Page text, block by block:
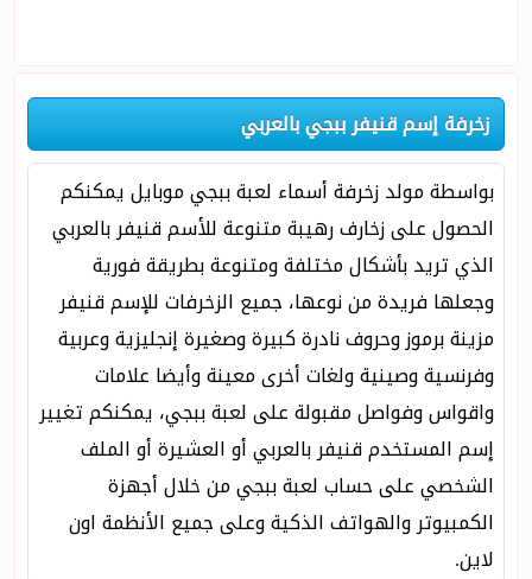
زخرفة إسم قنيفر ببجي بالعربي
بواسطة مولد زخرفة أسماء لعبة ببجي موبايل يمكنكم
الحصول على زخارف رهيبة متنوعة للأسم قنيفر بالعربي
الذي تريد بأشكال مختلفة ومتنوعة بطريقة فورية
وجعلها فريدة من نوعها، جميع الزخرفات للإسم قنيفر
مزينة برموز وحروف نادرة كبيرة وصغيرة إنجليزية وعربية
وفرنسية وصينية ولغات أخرى معينة وأيضا علامات
واقواس وفواصل مقبولة على لعبة ببجي، يمكنكم تغيير
إسم المستخدم قنيفر بالعربي أو العشيرة أو الملف
الشخصي على حساب لعبة ببجي من خلال أجهزة
الكمبيوتر والهواتف الذكية وعلى جميع الأنظمة اون
لاين.